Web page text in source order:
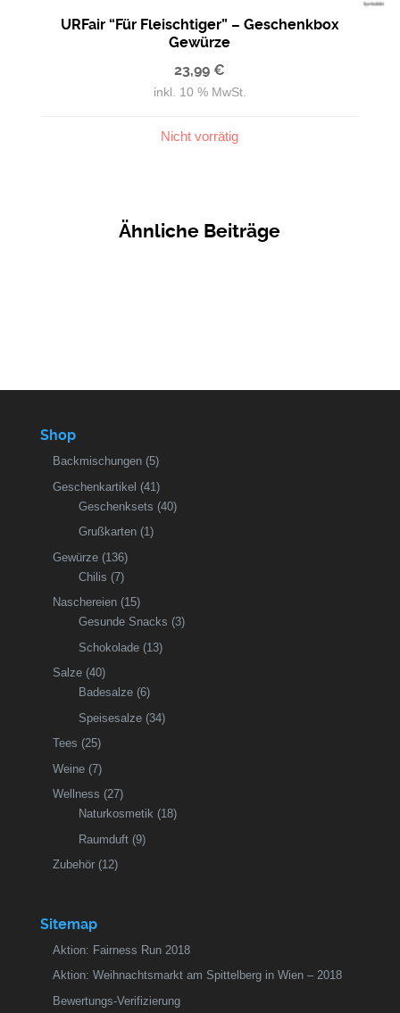
URFair “Für Fleischtiger” – Geschenkbox
Gewürze
23,99€
inkl. 10 % MwSt.
Nicht vorrätig
Ähnliche Beiträge
Shop
Backmischungen (5)
Geschenkartikel (41)
Geschenksets (40)
Grußkarten (1)
Gewürze (136)
Chilis (7)
Naschereien (15)
Gesunde Snacks (3)
Schokolade (13)
Salze (40)
Badesalze (6)
Speisesalze (34)
Tees (25)
Weine (7)
Wellness (27)
Naturkosmetik (18)
Raumduft (9)
Zubehör (12)
Sitemap
Aktion: Fairness Run 2018
Aktion: Weihnachtsmarkt am Spittelberg in Wien – 2018
Bewertungs-Verifizierung